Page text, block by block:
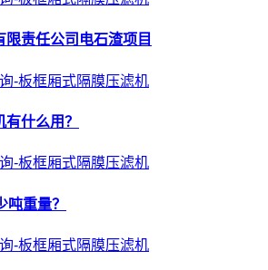
限责任公司电石渣项目
什么用？
吨重量？